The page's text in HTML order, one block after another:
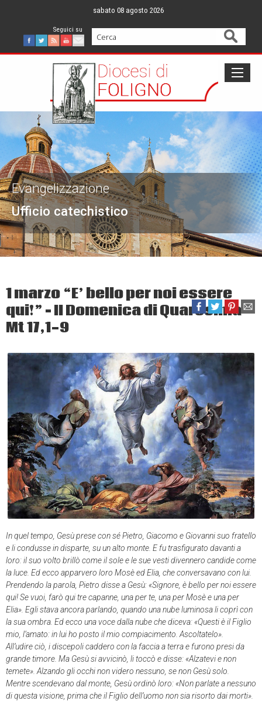
content
sabato 08 agosto 2026
Facebook
Twitter
FeedYoutube
Mail
Cerca
Ufficio catechistico
Evangelizzazione
1 marzo “E’ bello per noi essere
qui!” – II Domenica di Quaresima
Mt 17,1-9
In quel tempo, Gesù prese con sé Pietro, Giacomo e Giovanni suo fratello
e li condusse in disparte, su un alto monte. E fu trasfigurato davanti a
loro: il suo volto brillò come il sole e le sue vesti divennero candide come
la luce. Ed ecco apparvero loro Mosè ed Elia, che conversavano con lui.
Prendendo la parola, Pietro disse a Gesù: «Signore, è bello per noi essere
qui! Se vuoi, farò qui tre capanne, una per te, una per Mosè e una per
Elia». Egli stava ancora parlando, quando una nube luminosa li coprì con
la sua ombra. Ed ecco una voce dalla nube che diceva: «Questi è il Figlio
mio, l’amato: in lui ho posto il mio compiacimento. Ascoltatelo».
All’udire ciò, i discepoli caddero con la faccia a terra e furono presi da
grande timore. Ma Gesù si avvicinò, li toccò e disse: «Alzatevi e non
temete». Alzando gli occhi non videro nessuno, se non Gesù solo.
Mentre scendevano dal monte, Gesù ordinò loro: «Non parlate a nessuno
di questa visione, prima che il Figlio dell’uomo non sia risorto dai morti».